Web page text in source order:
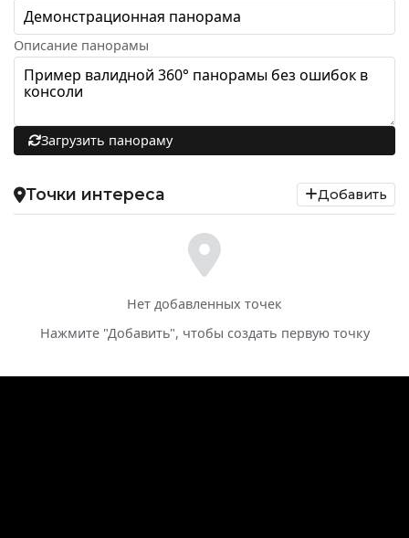
Описание панорамы
Загрузить панораму
Точки интереса Добавить
Нет добавленных точек
Нажмите "Добавить", чтобы создать первую точку